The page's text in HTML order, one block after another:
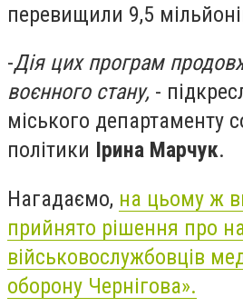
перевищили 9,5
-Дія цих програм
воєнного стану, -
міського департаменту
політики Ірина Марчук.
Нагадаємо, на цьому ж
прийнято рішення про
військовослужбовців
оборону Чернігова».